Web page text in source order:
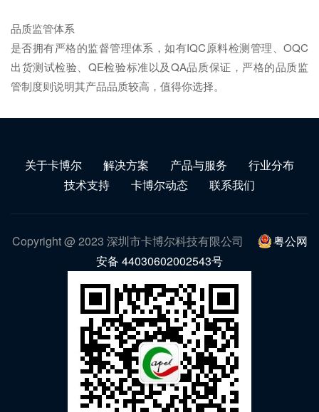
品质监管体系
是否拥有严格的监督管理体系，如有IQC原料检测管理、OQC
出货测试检验、QE检验标准以及QA品质保证，严格的品质监
管制度则说明其产品品质较高，值得你选择。
关于卡博尔 解决方案 产品与服务
行业分布
技术支持
卡博尔动态 联系我们
Copyright @ 2023 深圳市卡博尔科技有限公司
粤公网
安备 44030602002543号